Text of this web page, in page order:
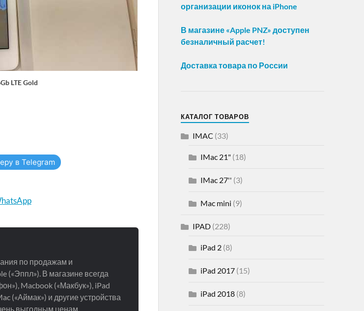
LTE Gold
в Telegram
по продажам и
(«Эппл»). В магазине всегда
Macbook («Макбук»), iPad
(«Аймак») и другие устройства
выгодным ценам.
организации иконок на iPhone
В магазине «Apple PNZ» доступен
безналичный расчет!
Доставка товара по России
КАТАЛОГ ТОВАРОВ
IMAC (33)
IMac 21"(18)
IMac 27'' (3)
Mac mini (9)
IPAD(228)
iPad 2(8)
iPad 2017(15)
iPad 2018(8)